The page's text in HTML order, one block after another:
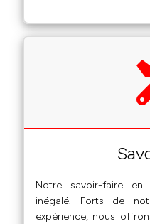
Notre savoir-faire
inégalé. Forts de
expérience, nous